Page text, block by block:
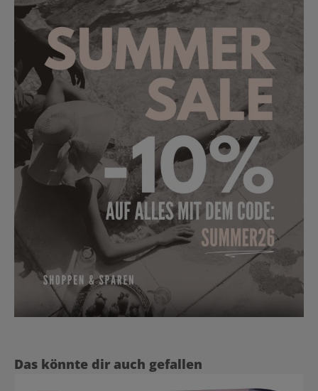
Produktgalerie überspringen
Das könnte dir auch gefallen